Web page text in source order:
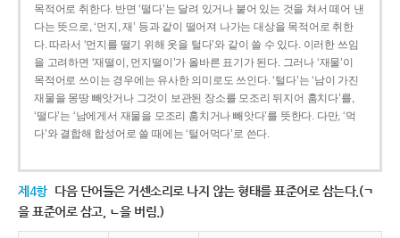
목적어로 취한다. 반면 ‘떨다’는 달려 있거나 붙어 있는 것을 쳐서 떼어 낸
다는 뜻으로, ‘먼지, 재’ 등과 같이 떨어져 나가는 대상을 목적어로 취한
다. 따라서 ‘먼지를 떨기 위해 옷을 털다’와 같이 쓸 수 있다. 이러한 쓰임
을 고려하면 ‘재떨이, 먼지떨이’가 올바른 표기가 된다. 그러나 ‘재물’이
목적어로 쓰이는 경우에는 유사한 의미로도 쓰인다. ‘털다’는 ‘남이 가진
재물을 몽땅 빼앗거나 그것이 보관된 장소를 모조리 뒤지어 훔치다’를,
‘떨다’는 ‘남에게서 재물을 모조리 훔치거나 빼앗다’를 뜻한다. 다만, ‘먹
다’와 결합해 합성어로 쓸 때에는 ‘털어먹다’로 쓴다.
제4항 다음 단어들은 거센소리로 나지 않는 형태를 표준어로 삼는다.(ㄱ
을 표준어로 삼고, ㄴ을 버림.)